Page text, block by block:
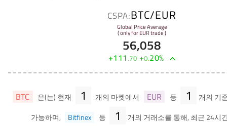
CSPA:BTC/EUR
Global Price Average
( only for EUR trade )
56,058
+111.70 +0.20%
BTC 은(는) 현재 1 개의 마켓에서 EUR 등 1
개의 기
가능하며,
Bitfinex 등 1 개의 거래소를 통해, 최근 24시